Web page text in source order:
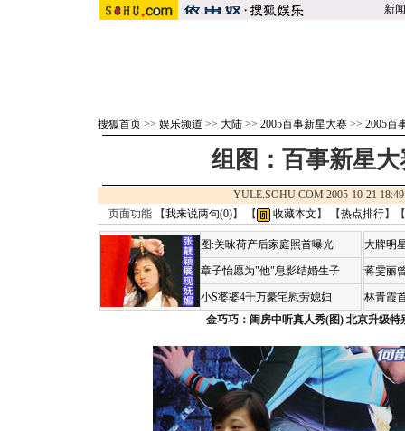
新闻
搜狐首页 >> 娱乐频道 >> 大陆 >> 2005百事新星大赛 >> 2005百
组图：百事新星
YULE.SOHU.COM 2005-10-21
页面功能 【我来说两句(0)】 【 收藏本文 】 【热点排行】【
图:关咏荷产后家庭照首曝光
章子怡愿为"他"息影结婚生子
小S婆婆4千万豪宅慰劳媳妇
大牌明
蒋雯丽
林青霞
金巧巧：闺房中听真人秀(图) 北京升级特